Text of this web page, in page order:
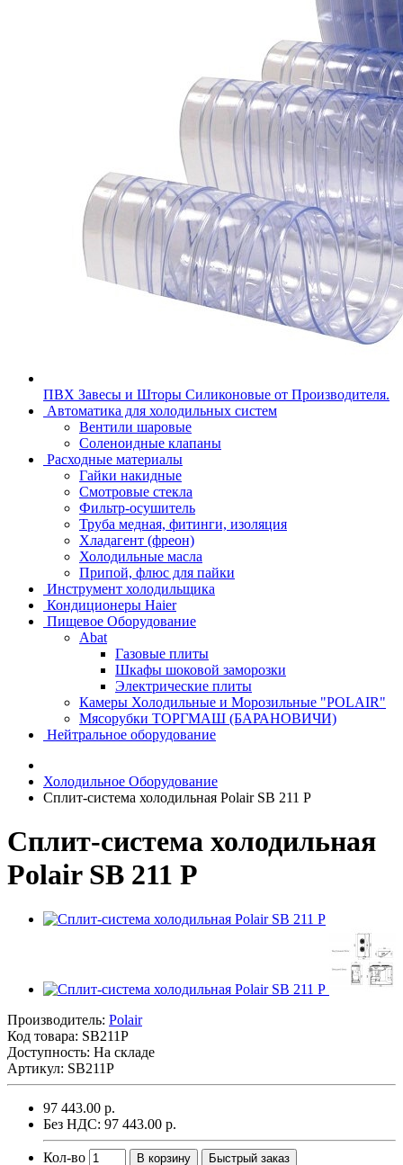
ПВХ Завесы и Шторы Силиконовые от Производителя.
Автоматика для холодильных систем
Вентили шаровые
Соленоидные клапаны
Расходные материалы
Гайки накидные
Смотровые стекла
Фильтр-осушитель
Труба медная, фитинги, изоляция
Хладагент (фреон)
Холодильные масла
Припой, флюс для пайки
Инструмент холодильщика
Кондиционеры Haier
Пищевое Оборудование
Abat
Газовые плиты
Шкафы шоковой заморозки
Электрические плиты
Камеры Холодильные и Морозильные "POLAIR"
Мясорубки ТОРГМАШ (БАРАНОВИЧИ)
Нейтральное оборудование
Холодильное Оборудование
Сплит-система холодильная Polair SB 211 P
Сплит-система холодильная
Polair SB 211 P
Производитель: Polair
Код товара: SB211P
Доступность: На складе
Артикул: SB211P
97 443.00 р.
Без НДС: 97 443.00 р.
Кол-во В корзину Быстрый заказ